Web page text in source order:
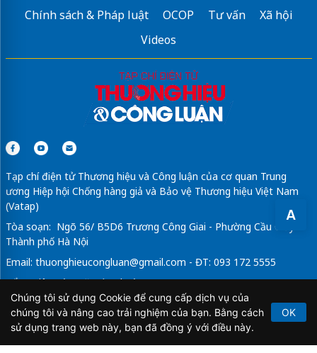
A
Chính sách & Pháp luật
OCOP Tư vấn
Xã hội
Videos
Tạp chí điện tử Thương hiệu và Công luận của cơ quan Trung
ương Hiệp hội Chống hàng giả và Bảo vệ Thương hiệu Việt Nam
(Vatap)
Tòa soạn: Ngõ 56/ B5D6 Trương Công Giai - Phường Cầu Giấy -
Thành phố Hà Nội
Email: thuonghieucongluan@gmail.com - ĐT: 093 172 5555
Tổng Biên Tập: Vũ Đức Thuận
Giấy phép hoạt động báo chí điện tử số 64/GP-BTTTT do Bộ
Thông tin và Truyền thông cấp ngày 21/2/2020.
Chúng tôi sử dụng Cookie để cung cấp dịch vụ của
chúng tôi và nâng cao trải nghiệm của bạn. Bằng cách
sử dụng trang web này, bạn đã đồng ý với điều này.
OK